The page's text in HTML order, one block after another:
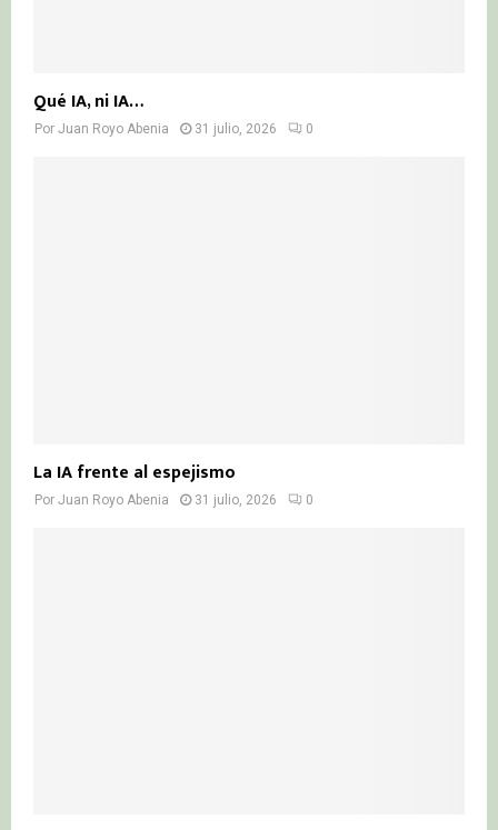
Qué IA, ni IA…
Por Juan Royo Abenia 31 julio, 2026 0
La IA frente al espejismo
Por Juan Royo Abenia 31 julio, 2026 0